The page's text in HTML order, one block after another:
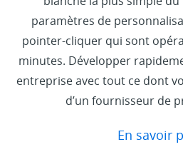
paramètres de
pointer-cliquer qui sont
minutes. Développer
entreprise avec tout ce dont
d’un fournisseur de
En savoir